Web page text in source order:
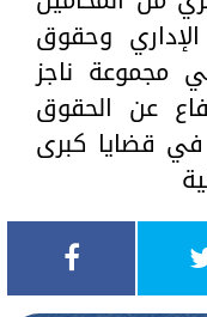
وحقوق
مجموعة ناجز
عن الحقوق
في قضايا كبرى